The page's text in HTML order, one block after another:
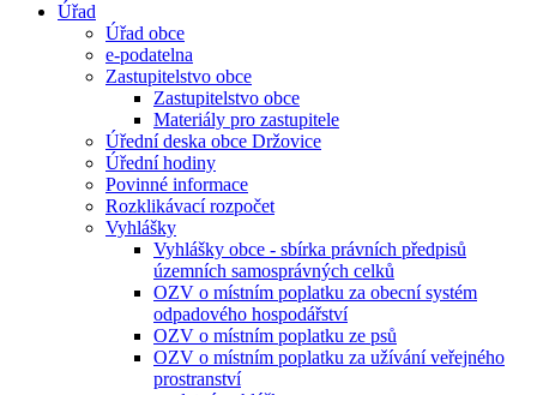
Úřad
Úřad obce
e-podatelna
Zastupitelstvo obce
Zastupitelstvo obce
Materiály pro zastupitele
Úřední deska obce Držovice
Úřední hodiny
Povinné informace
Rozklikávací rozpočet
Vyhlášky
Vyhlášky obce - sbírka právních předpisů
územních samosprávných celků
OZV o místním poplatku za obecní systém
odpadového hospodářství
OZV o místním poplatku ze psů
OZV o místním poplatku za užívání veřejného
prostranství